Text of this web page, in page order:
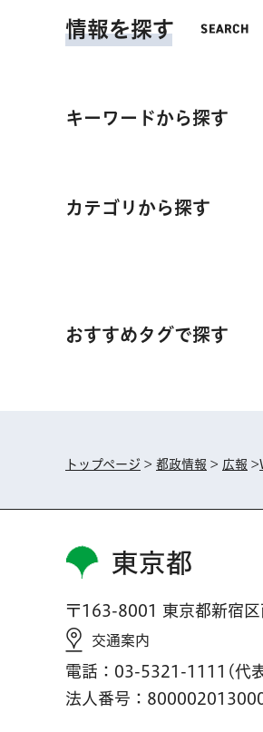
情報を探す
キーワードから探す
カテゴリから探す
おすすめタグで探す
トップページ > 都政情報 > 広報 >
東京都
〒163-8001 東京都新宿
交通案内
電話：03-5321-1111(代
法人番号：